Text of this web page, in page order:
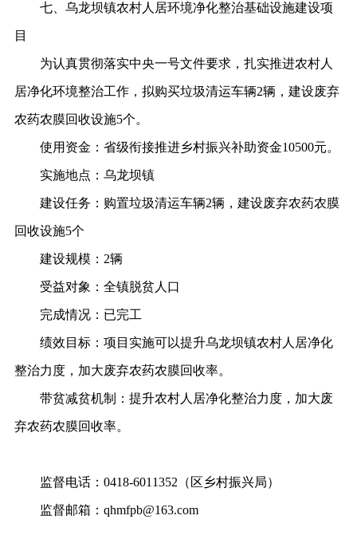
七、乌龙坝镇农村人居环境净化整治基础设施建设项
目
为认真贯彻落实中央一号文件要求，扎实推进农村人
居净化环境整治工作，拟购买垃圾清运车辆2辆，建设废弃
农药农膜回收设施5个。
使用资金： 省级衔接推进乡村振兴补助资金10500元。
实施地点： 乌龙坝镇
建设任务： 购置垃圾清运车辆2辆，建设废弃农药农膜
回收设施5个
建设规模： 2辆
受益对象： 全镇脱贫人口
完成情况： 已完工
绩效目标： 项目实施可以提升乌龙坝镇农村人居净化
整治力度，加大废弃农药农膜回收率。
带贫减贫机制： 提升农村人居净化整治力度，加大废
弃农药农膜回收率。
监督电话： 0418-6011352（区乡村振兴局）
监督邮箱： qhmfpb@163.com